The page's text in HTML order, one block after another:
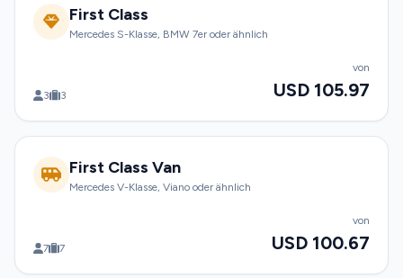
First Class
Mercedes S-Klasse, BMW 7er oder ähnlich
3 3
von
USD 105.97
First Class Van
Mercedes V-Klasse, Viano oder ähnlich
7 7
von
USD 100.67